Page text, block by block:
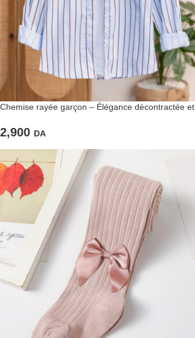
Chemise rayée garçon – Élégance décontractée et
2,900 DA